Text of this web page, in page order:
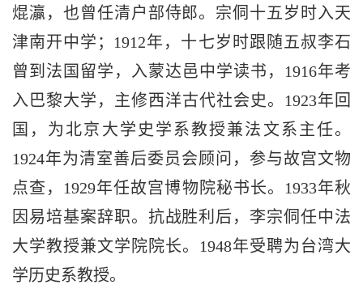
焜灜，也曾任清户部侍郎。宗侗十五岁时入天
津南开中学；1912年，十七岁时跟随五叔李石
曾到法国留学，入蒙达邑中学读书，1916年考
入巴黎大学，主修西洋古代社会史。1923年回
国，为北京大学史学系教授兼法文系主任。
1924年为清室善后委员会顾问，参与故宫文物
点查，1929年任故宫博物院秘书长。1933年秋
因易培基案辞职。抗战胜利后，李宗侗任中法
大学教授兼文学院院长。1948年受聘为台湾大
学历史系教授。